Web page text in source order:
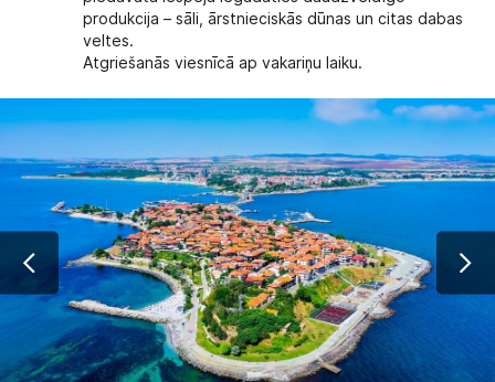
produkcija – sāli, ārstnieciskās dūnas un citas dabas
veltes.
Atgriešanās viesnīcā ap vakariņu laiku.